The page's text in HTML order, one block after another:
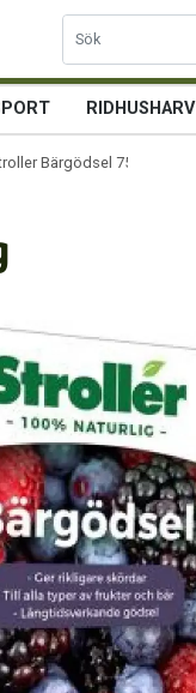
RIDHUSHARV
Bärgödsel 750 g